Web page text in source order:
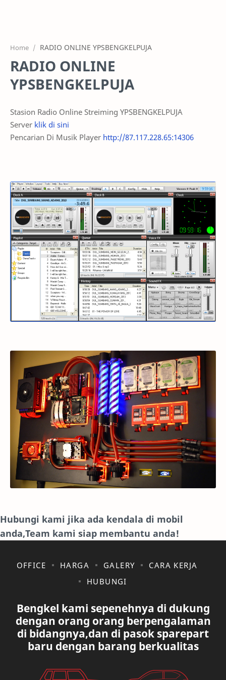
GALERY
PROJEK
SYSTEM
HARGA SERVIC
SERVICE
Home
RADIO ONLINE
YPSBENGKELPUJA
Stasion Radio Online Streiming YPSBENGKELPUJA
Server klik di sini
Pencarian Di Musik Player http://87.117.228.65:14306
Hubungi kami jika ada kendala di mobil
anda,Team kami siap membantu anda!
OFFICE HARGA GALERY
CARA KERJA
HUBUNGI
Bengkel kami sepenehnya di dukung
dengan orang orang berpengalaman
di bidangnya,dan di pasok sparepart
baru dengan barang berkualitas